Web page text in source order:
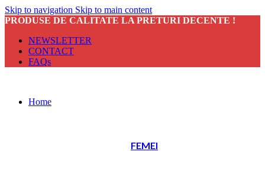
Skip to navigation Skip to main content
PRODUSE DE CALITATE LA PRETURI DECENTE !
NEWSLETTER
CONTACT
FAQs
Home
FEMEI